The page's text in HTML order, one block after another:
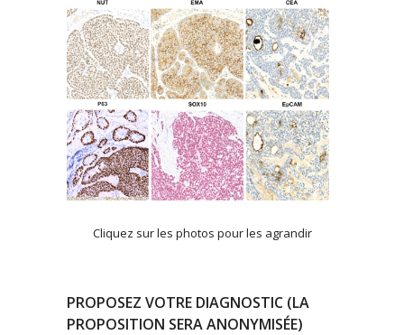
Cliquez sur les photos pour les agrandir
PROPOSEZ VOTRE DIAGNOSTIC (LA
PROPOSITION SERA ANONYMISÉE)